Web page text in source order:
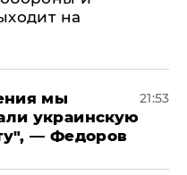
на
мы
украинскую
— Федоров
21:53